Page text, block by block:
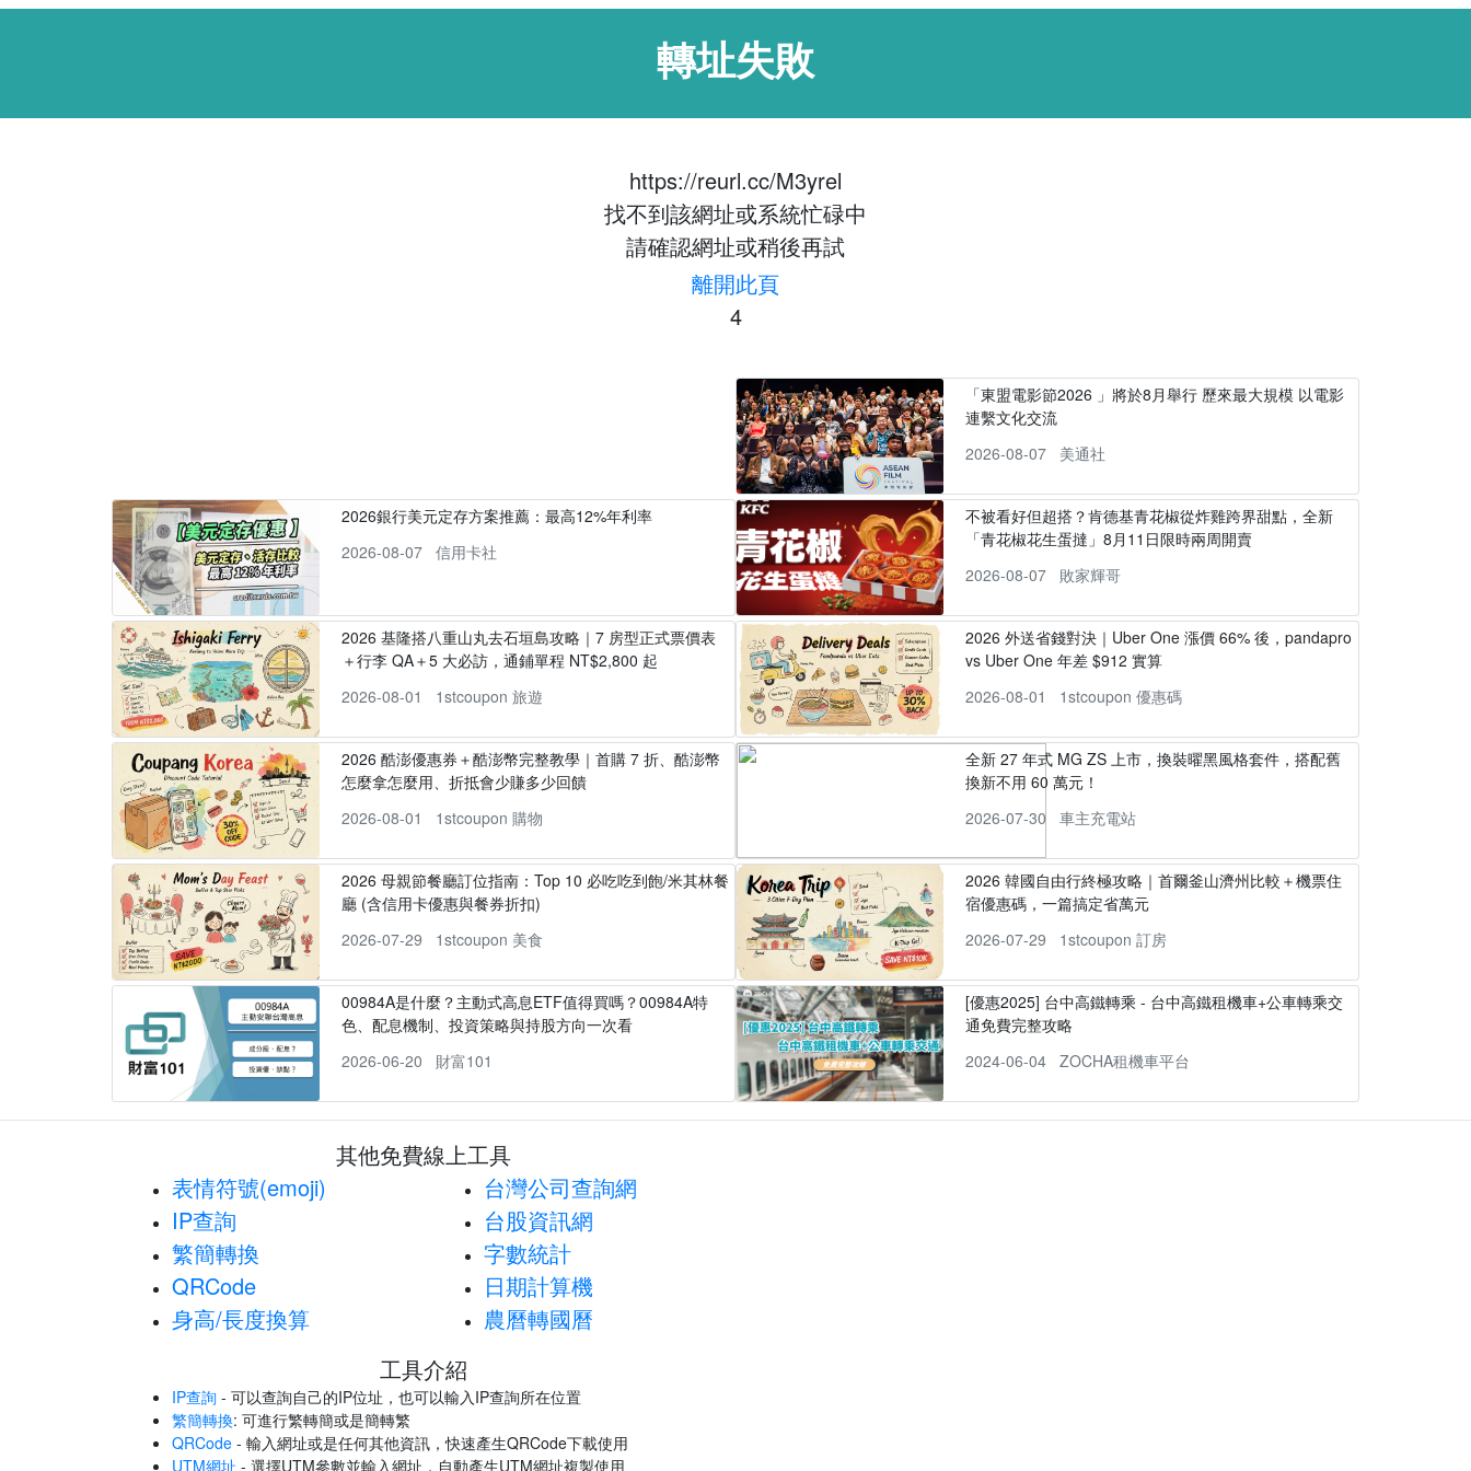
轉址失敗
https://reurl.cc/M3yrel
找不到該網址或系統忙碌中
請確認網址或稍後再試
離開此頁
4
「東盟電影節2026 」將於8月舉行 歷來最大規模 以電影
連繫文化交流
2026-08-07
美通社
2026銀行美元定存方案推薦：最高12%年利率
2026-08-07
信用卡社
不被看好但超搭？肯德基青花椒從炸雞跨界甜點，全新
「青花椒花生蛋撻」8月11日限時兩周開賣
2026-08-07
敗家輝哥
2026 基隆搭八重山丸去石垣島攻略｜7 房型正式票價表
＋行李 QA＋5 大必訪，通鋪單程 NT$2,800 起
2026-08-01
1stcoupon 旅遊
2026 外送省錢對決｜Uber One 漲價 66% 後，pandapro
vs Uber One 年差 $912 實算
2026-08-01
1stcoupon 優惠碼
2026 酷澎優惠券＋酷澎幣完整教學｜首購 7 折、酷澎幣
怎麼拿怎麼用、折抵會少賺多少回饋
2026-08-01
1stcoupon 購物
全新 27 年式 MG ZS 上市，換裝曜黑風格套件，搭配舊
換新不用 60 萬元！
2026-07-30
車主充電站
2026 母親節餐廳訂位指南：Top 10 必吃吃到飽/米其林餐
廳 (含信用卡優惠與餐券折扣)
2026-07-29
1stcoupon 美食
2026 韓國自由行終極攻略｜首爾釜山濟州比較＋機票住
宿優惠碼，一篇搞定省萬元
2026-07-29
1stcoupon 訂房
00984A是什麼？主動式高息ETF值得買嗎？00984A特
色、配息機制、投資策略與持股方向一次看
2026-06-20
財富101
[優惠2025] 台中高鐵轉乘 - 台中高鐵租機車+公車轉乘交
通免費完整攻略
2024-06-04
ZOCHA租機車平台
其他免費線上工具
表情符號(emoji)
IP查詢
繁簡轉換
QRCode
身高/長度換算
台灣公司查詢網
台股資訊網
字數統計
日期計算機
農曆轉國曆
工具介紹
IP查詢 - 可以查詢自己的IP位址，也可以輸入IP查詢所在位置
繁簡轉換: 可進行繁轉簡或是簡轉繁
QRCode - 輸入網址或是任何其他資訊，快速產生QRCode下載使用
UTM網址 - 選擇UTM參數並輸入網址，自動產生UTM網址複製使用